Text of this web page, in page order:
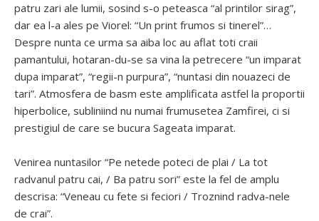
patru zari ale lumii, sosind s-o peteasca “al printilor sirag”,
dar ea l-a ales pe Viorel: “Un print frumos si tinerel”…
Despre nunta ce urma sa aiba loc au aflat toti craii
pamantului, hotaran-du-se sa vina la petrecere “un imparat
dupa imparat”, “regii-n purpura”, “nuntasi din nouazeci de
tari”. Atmosfera de basm este amplificata astfel la proportii
hiperbolice, subliniind nu numai frumusetea Zamfirei, ci si
prestigiul de care se bucura Sageata imparat.
Venirea nuntasilor “Pe netede poteci de plai / La tot
radvanul patru cai, / Ba patru sori” este la fel de amplu
descrisa: “Veneau cu fete si feciori / Troznind radva-nele
de crai”.